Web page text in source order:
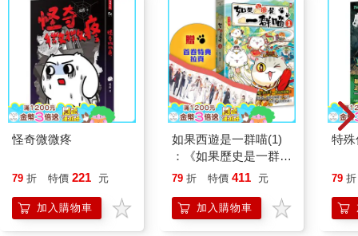
怪奇微微疼
79 折 特價 221 元
加入購物車
如果西遊是一群喵(1)
：《如果歷史是一群
喵》作者最新力作，附
79 折 特價 411 元
加入購物車
特
79 折